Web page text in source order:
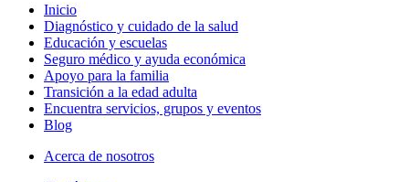
Inicio
Diagnóstico y cuidado de la salud
Educación y escuelas
Seguro médico y ayuda económica
Apoyo para la familia
Transición a la edad adulta
Encuentra servicios, grupos y eventos
Blog
Acerca de nosotros